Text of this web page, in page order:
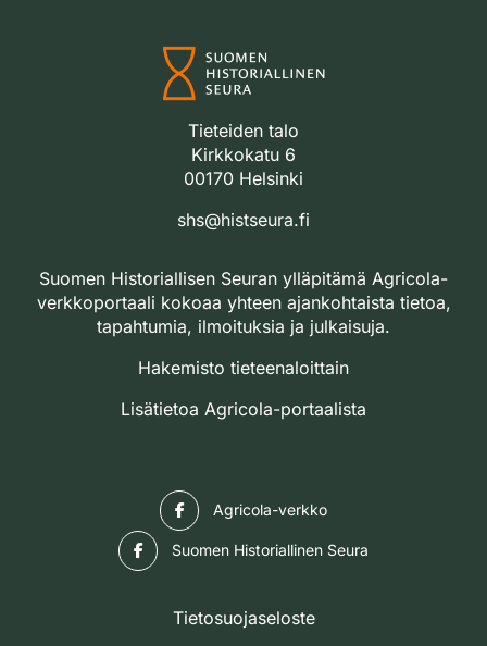
Tieteiden talo
Kirkkokatu 6
00170 Helsinki
shs@histseura.fi
Suomen Historiallisen Seuran ylläpitämä Agricola-
verkkoportaali kokoaa yhteen ajankohtaista tietoa,
tapahtumia, ilmoituksia ja julkaisuja.
Hakemisto tieteenaloittain
Lisätietoa Agricola-portaalista
Agricola-verkko
Suomen Historiallinen Seura
Tietosuojaseloste